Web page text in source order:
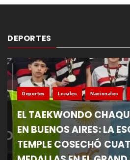
DEPORTES
Deportes Locales Nacionales
EL TAEKWONDO
EN BUENOS AIRES: LA
TEMPLE COSECHÓ